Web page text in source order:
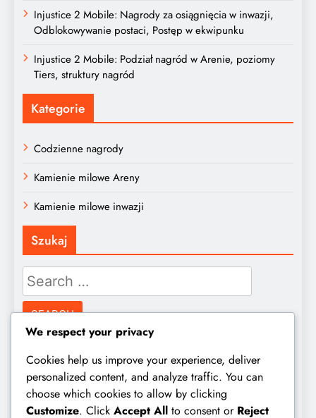
Injustice 2 Mobile: Nagrody za osiągnięcia w inwazji,
Odblokowywanie postaci, Postęp w ekwipunku
Injustice 2 Mobile: Podział nagród w Arenie, poziomy
Tiers, struktury nagród
Kategorie
Codzienne nagrody
Kamienie milowe Areny
Kamienie milowe inwazji
Szukaj
Search
for:
Archiwum
March 2026
We respect your privacy
Cookies help us improve your experience, deliver
personalized content, and analyze traffic. You can
choose which cookies to allow by clicking
Customize. Click Accept All to consent or Reject